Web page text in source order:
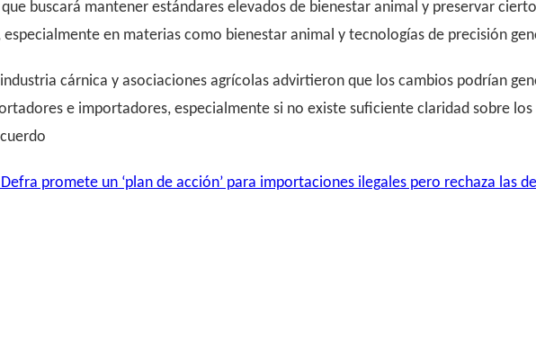
buscará mantener estándares elevados de bienestar animal y preservar
en materias como bienestar animal y tecnologías de precisión
cárnica y asociaciones agrícolas advirtieron que los cambios podrían
e importadores, especialmente si no existe suficiente claridad sobre
promete un ‘plan de acción’ para importaciones ilegales pero rechaza las